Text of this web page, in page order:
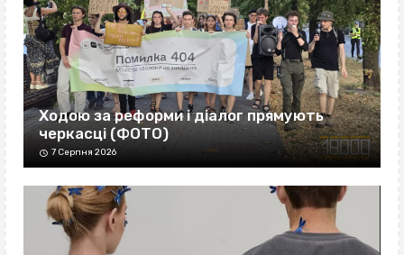
Ходою за реформи і діалог прямують
черкасці (ФОТО)
7 Серпня 2026